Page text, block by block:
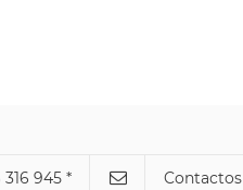
945 * Contactos